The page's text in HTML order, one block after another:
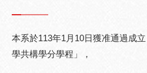
本系於113年1月10日獲准通過成
學共構學分學程」，